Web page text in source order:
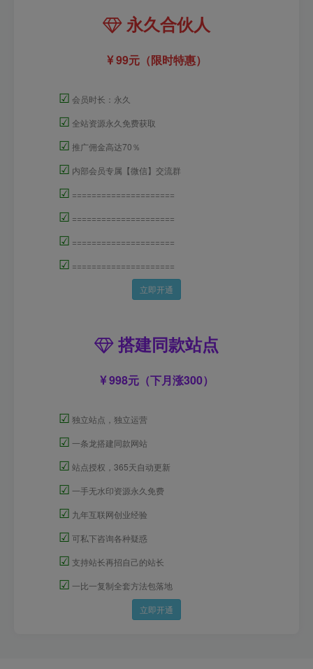
永久合伙人
99元（限时特惠）
☑ 会员时长：永久
☑ 全站资源永久免费获取
☑ 推广佣金高达70％
☑ 内部会员专属【微信】交流群
☑ =====================
☑ =====================
☑ =====================
☑ =====================
立即开通
搭建同款站点
998元（下月涨300）
☑ 独立站点，独立运营
☑ 一条龙搭建同款网站
☑ 站点授权，365天自动更新
☑ 一手无水印资源永久免费
☑ 九年互联网创业经验
☑ 可私下咨询各种疑惑
☑ 支持站长再招自己的站长
☑ 一比一复制全套方法包落地
立即开通